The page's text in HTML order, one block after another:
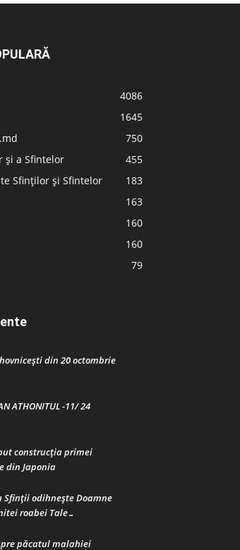
4086
1645
750
și a Sfintelor
455
Sfinților și Sfintelor
183
163
160
160
79
din 20 octombrie
ATHONITUL -11/ 24
construcţia primei
din Japonia
Sfinții odihnește Doamne
roabei Tale…
păcatul malahiei